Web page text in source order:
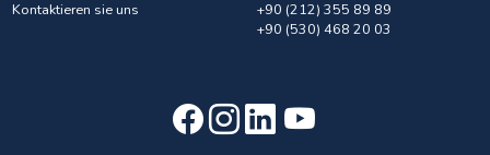
Kontaktieren sie uns
+90 (212) 355 89 89
+90 (530) 468 20 03